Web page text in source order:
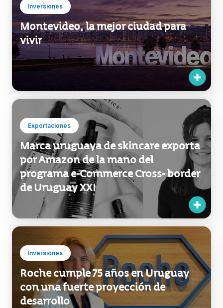
Inversiones
Montevideo, la mejor ciudad para
vivir
Exportaciones
Marca uruguaya de skincare exporta
por Amazon de la mano del
programa e-Commerce Cross- border
de Uruguay XXI
Inversiones
Roche cumple 75 años en Uruguay
con una fuerte proyección de
desarrollo